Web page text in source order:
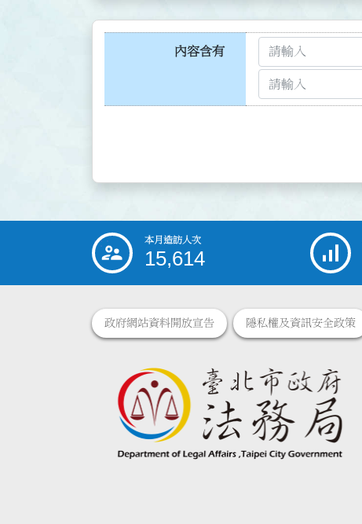
內容含有
::: 本月造訪人次
15,614
政府網站資料開放宣告 隱私權及資訊安全政策